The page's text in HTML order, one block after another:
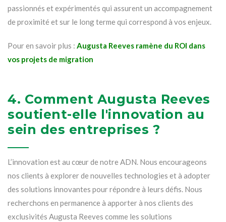
passionnés et expérimentés qui assurent un accompagnement
de proximité et sur le long terme qui correspond à vos enjeux.
Pour en savoir plus : Augusta Reeves ramène du ROI dans
vos projets de migration
4. Comment Augusta Reeves
soutient-elle l'innovation au
sein des entreprises ?
L’innovation est au cœur de notre ADN. Nous encourageons
nos clients à explorer de nouvelles technologies et à adopter
des solutions innovantes pour répondre à leurs défis. Nous
recherchons en permanence à apporter à nos clients des
exclusivités Augusta Reeves comme les solutions